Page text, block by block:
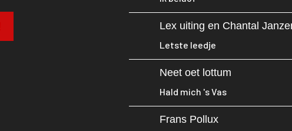
Lex uiting en Chantal
Letste leedje
Neet oet lottum
Hald mich 's Vas
Frans Pollux